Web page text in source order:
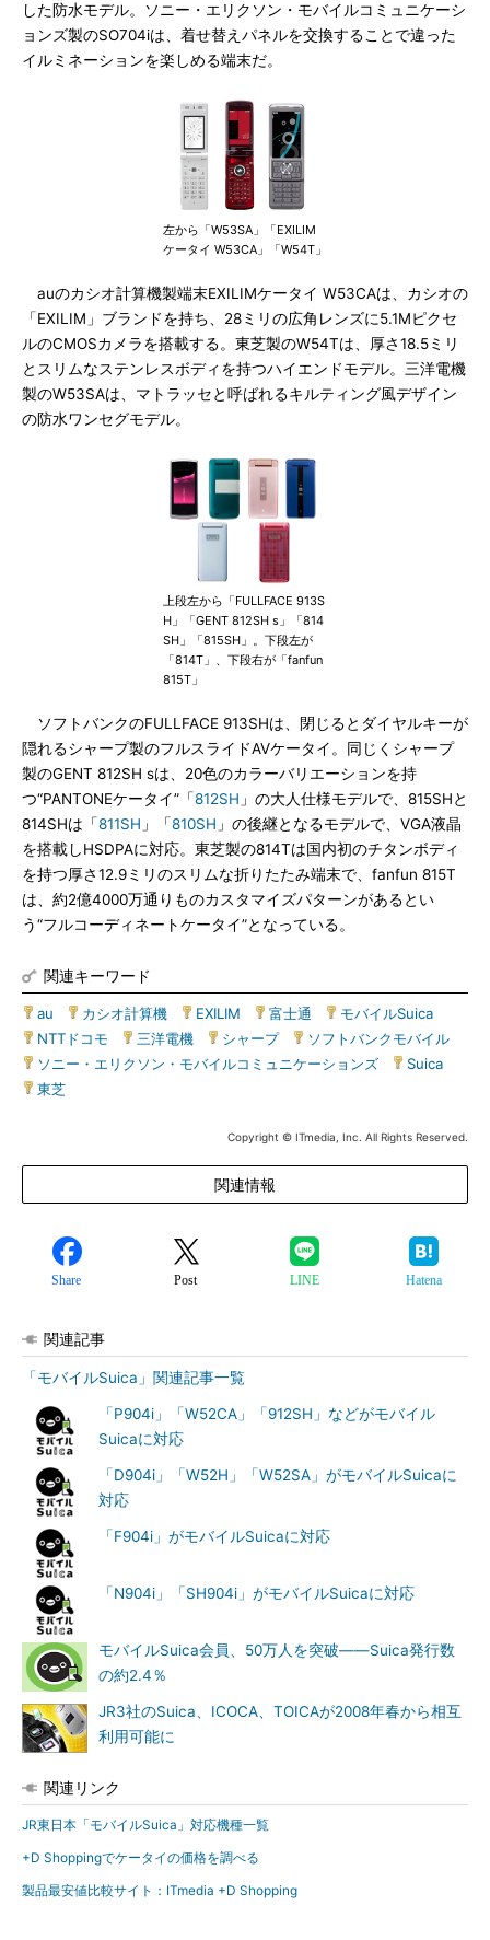
した防水モデル。ソニー・エリクソン・モバイルコミュニケーシ
ョンズ製のSO704iは、着せ替えパネルを交換することで違った
イルミネーションを楽しめる端末だ。
左から「W53SA」「EXILIM
ケータイ W53CA」「W54T」
auのカシオ計算機製端末EXILIMケータイ W53CAは、カシオの
「EXILIM」ブランドを持ち、28ミリの広角レンズに5.1Mピクセ
ルのCMOSカメラを搭載する。東芝製のW54Tは、厚さ18.5ミリ
とスリムなステンレスボディを持つハイエンドモデル。三洋電機
製のW53SAは、マトラッセと呼ばれるキルティング風デザイン
の防水ワンセグモデル。
上段左から「FULLFACE 913S
H」「GENT 812SH s」「814
SH」「815SH」。下段左が
「814T」、下段右が「fanfun
815T」
ソフトバンクのFULLFACE 913SHは、閉じるとダイヤルキーが
隠れるシャープ製のフルスライドAVケータイ。同じくシャープ
製のGENT 812SH sは、20色のカラーバリエーションを持
つ“PANTONEケータイ”「812SH 」の大人仕様モデルで、815SHと
814SHは「811SH 」「810SH 」の後継となるモデルで、VGA液晶
を搭載しHSDPAに対応。東芝製の814Tは国内初のチタンボディ
を持つ厚さ12.9ミリのスリムな折りたたみ端末で、fanfun 815T
は、約2億4000万通りものカスタマイズパターンがあるとい
う“フルコーディネートケータイ”となっている。
関連キーワード
au カシオ計算機 EXILIM 富士通 モバイルSuica
NTTドコモ
三洋電機 シャープ| ソフトバンクモバイル
ソニー・エリクソン・モバイルコミュニケーションズ
Suica
東芝
Copyright © ITmedia, Inc. All Rights Reserved.
関連情報
Share Post LINE Hatena
関連記事
「モバイルSuica」関連記事一覧
「P904i」「W52CA」「912SH」などがモバイル
Suicaに対応
「D904i」「W52H」「W52SA」がモバイルSuicaに
対応
「F904i」がモバイルSuicaに対応
「N904i」「SH904i」がモバイルSuicaに対応
モバイルSuica会員、50万人を突破――Suica発行数
の約2.4％
JR3社のSuica、ICOCA、TOICAが2008年春から相互
利用可能に
関連リンク
JR東日本「モバイルSuica」対応機種一覧
+D Shoppingでケータイの価格を調べる
製品最安値比較サイト：ITmedia +D Shopping